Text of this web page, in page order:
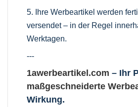
5. Ihre Werbeartikel werden
versendet – in der Regel
Werktagen.
---
1awerbeartikel.com – Ihr
maßgeschneiderte
Wirkung.